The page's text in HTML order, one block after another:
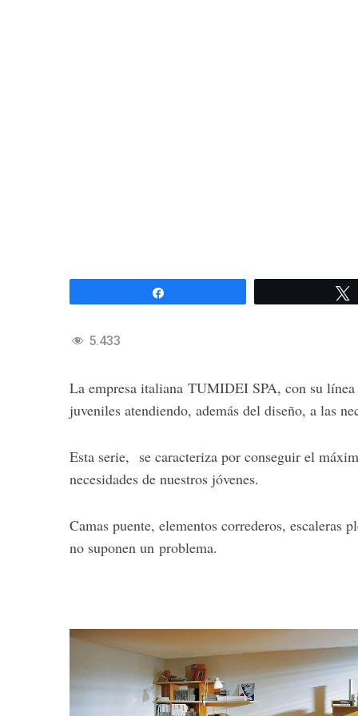
5.433
La empresa italiana TUMIDEI SPA, con su
juveniles atendiendo, además del diseño, a las
Esta serie, se caracteriza por conseguir el
necesidades de nuestros jóvenes.
Camas puente, elementos correderos, escaleras
no suponen un problema.